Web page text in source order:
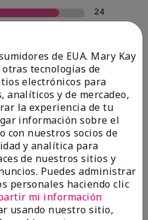
24
0
2
0
Piel
de EUA. Mary Kay
tecnologías de
electrónicos para
analíticos y de mercadeo,
la experiencia de tu
información sobre el
con nuestros socios de
y analítica para
de nuestros sitios y
Puedes administrar
personales haciendo clic
mi información
usando nuestro sitio,